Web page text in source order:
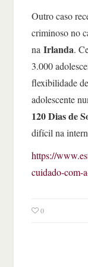
Outro caso
criminoso no
na Irlanda.
3.000
flexibilidade
adolescente
120 Dias de
difícil na
https://
cuidado-com-
0